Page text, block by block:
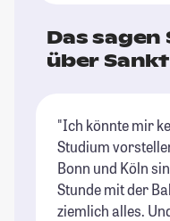
Das
über
"Ich könnte mir
Studium
Bonn und Köln
Stunde mit der
ziemlich alles.